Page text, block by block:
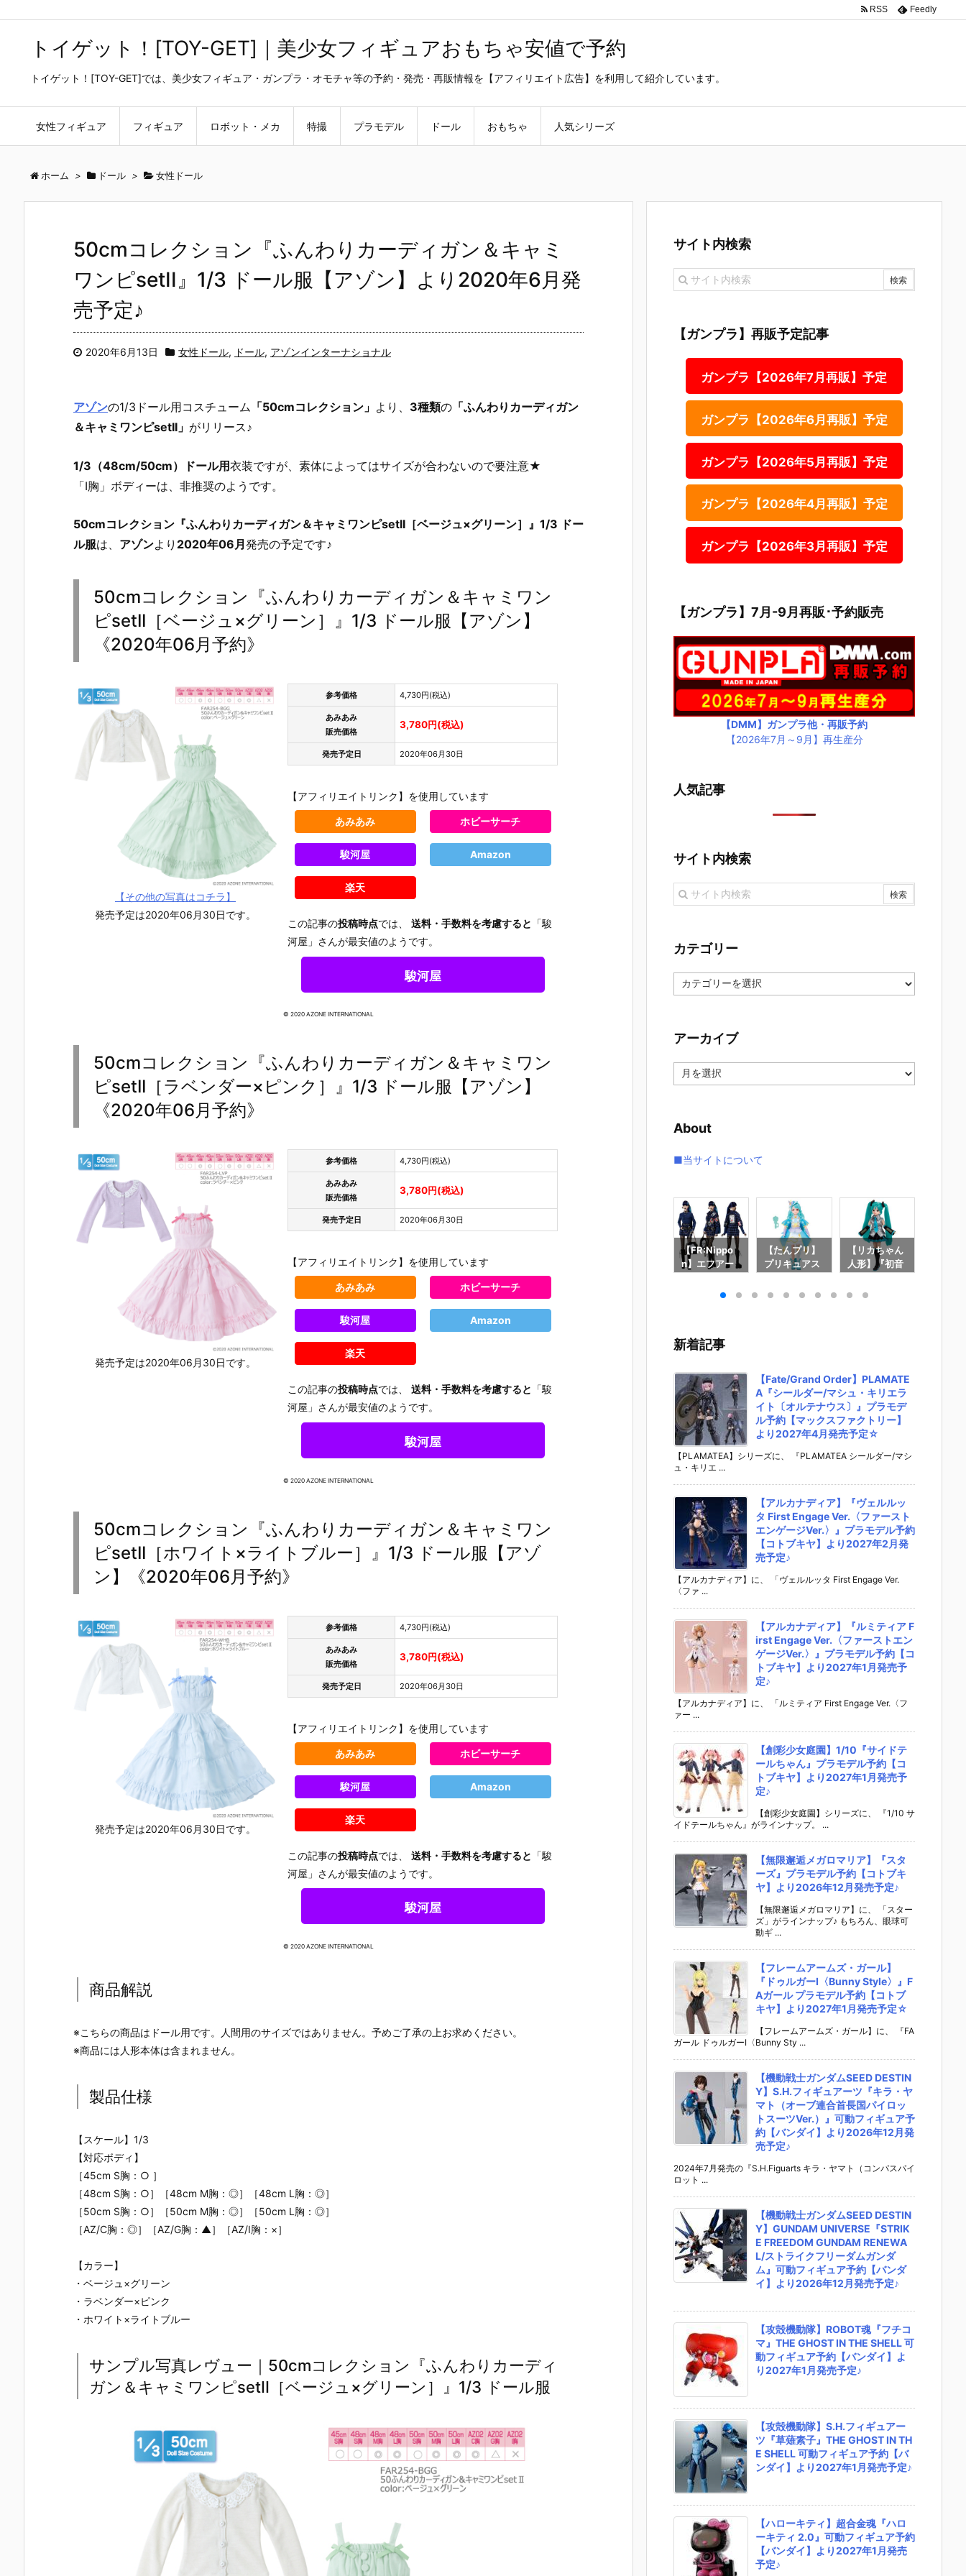
トイゲット！[TOY-GET]｜美少女フィギュアおもちゃ安値で予約
トイゲット！[TOY-GET]では、美少女フィギュア・ガンプラ・オモチャ等の予約・発売・再販情報を【アフィリエイト広告】を利用して紹介しています。
女性フィギュア フィギュア ロボット・メカ 特撮 プラモデル ドール おもちゃ 人気シリーズ
RSS Feedly
ホーム > ドール > 女性ドール
50cmコレクション『ふんわりカーディガン＆キャミ
ワンピsetII』1/3 ドール服【アゾン】より2020年6月発
売予定♪
2020年6月13日 女性ドール, ドール, アゾンインターナショナル
アゾンの1/3ドール用コスチューム 「50cmコレクション」 より、 3種類の 「ふんわりカーディガン
＆キャミワンピsetII」 がリリース♪
1/3（48cm/50cm）ドール用衣装ですが、素体によってはサイズが合わないので要注意★
「I胸」ボディーは、非推奨のようです。
50cmコレクション『ふんわりカーディガン＆キャミワンピsetII［ベージュ×グリーン］』1/3 ドー
ル服は、 アゾンより 2020年06月 発売の予定です♪
50cmコレクション『ふんわりカーディガン＆キャミワン
ピsetII［ベージュ×グリーン］』1/3 ドール服【アゾン】
《2020年06月予約》
【その他の写真はコチラ】
発売予定は2020年06月30日です。
参考価格 4,730円(税込)
あみあみ
販売価格
3,780円(税込)
発売予定日 2020年06月30日
【アフィリエイトリンク】を使用しています
あみあみ ホビーサーチ
駿河屋 Amazon
楽天
この記事の投稿時点では、送料・手数料を考慮すると 「駿
河屋」さんが最安値のようです。
駿河屋
© 2020 AZONE INTERNATIONAL
50cmコレクション『ふんわりカーディガン＆キャミワン
ピsetII［ラベンダー×ピンク］』1/3 ドール服【アゾン】
《2020年06月予約》
発売予定は2020年06月30日です。
参考価格 4,730円(税込)
あみあみ
販売価格
3,780円(税込)
発売予定日 2020年06月30日
【アフィリエイトリンク】を使用しています
あみあみ ホビーサーチ
駿河屋 Amazon
楽天
この記事の投稿時点では、送料・手数料を考慮すると 「駿
河屋」さんが最安値のようです。
駿河屋
© 2020 AZONE INTERNATIONAL
50cmコレクション『ふんわりカーディガン＆キャミワン
ピsetII［ホワイト×ライトブルー］』1/3 ドール服【アゾ
ン】《2020年06月予約》
発売予定は2020年06月30日です。
参考価格 4,730円(税込)
あみあみ
販売価格
3,780円(税込)
発売予定日 2020年06月30日
【アフィリエイトリンク】を使用しています
あみあみ ホビーサーチ
駿河屋 Amazon
楽天
この記事の投稿時点では、送料・手数料を考慮すると 「駿
河屋」さんが最安値のようです。
駿河屋
© 2020 AZONE INTERNATIONAL
商品解説
※こちらの商品はドール用です。人間用のサイズではありません。予めご了承の上お求めください。
※商品には人形本体は含まれません。
製品仕様
【スケール】1/3
【対応ボディ】
［45cm S胸：○ ］
［48cm S胸：○］［48cm M胸：◎］［48cm L胸：◎］
［50cm S胸：○］［50cm M胸：◎］［50cm L胸：◎］
［AZ/C胸：◎］［AZ/G胸：▲］［AZ/I胸：×］
【カラー】
・ベージュ×グリーン
・ラベンダー×ピンク
・ホワイト×ライトブルー
サンプル写真レヴュー｜50cmコレクション『ふんわりカーディ
ガン＆キャミワンピsetII［ベージュ×グリーン］』1/3 ドール服
サイト内検索
【ガンプラ】再販予定記事
ガンプラ【2026年7月再販】予定
ガンプラ【2026年6月再販】予定
ガンプラ【2026年5月再販】予定
ガンプラ【2026年4月再販】予定
ガンプラ【2026年3月再販】予定
【ガンプラ】7月-9月再販･予約販売
【DMM】ガンプラ他・再販予約
【2026年7月～9月】再生産分
人気記事
サイト内検索
カテゴリー
カ
テ
ー
アーカイブ
ー
ブ
About
■当サイトについて
カちゃん『初
音ミクコレク
ション』ドー
ル予約【タカ
ラトミー】よ
29日発売予定
【ハピネスク
ローバー】
『乙女の祈り
／まひろ』1/
6 ドール予約
【アゾン】よ
り2027年2月
19日発売予定
♪
s】ピコニー
モP『マシュ
elcome to S
ugar Cup Wo
nderland！
～』シュガー
カップス 1/12
【アゾン】よ
り2027年1月
22日発売予定
ストリート】
1/6『望月 う
る（もちづき
p’n SODA M
AID～』Lumi
nous*Street
ドール予約
り2027年1月
28日発売予定
♪
ピュアニーモ
キャラクター
シリーズ『萩
わら ゆき
ほ）』アイド
り2026年12
キャラクター
シリーズ『菊
イドルマスタ
6年12月22日
【FR:Nippo
n】エフアー
ollection Mis
ワイズ』ドー
ン】より202
6年6月18日
発売♪
【たんプリ】
プリキュアス
アエクレー
5日発売♪
【リカちゃん
人形】『初音
ん』ドール予
新着記事
【Fate/Grand Order】PLAMATE
A『シールダー/マシュ・キリエラ
イト〔オルテナウス〕』プラモデ
ル予約【マックスファクトリー】
より2027年4月発売予定☆
【PLAMATEA】シリーズに、 『PLAMATEA シールダー/マシ
ュ・キリエ ...
【アルカナディア】『ヴェルルッ
タ First Engage Ver.〈ファースト
エンゲージVer.〉』プラモデル予約
【コトブキヤ】より2027年2月発
売予定♪
【アルカナディア】に、 「ヴェルルッタ First Engage Ver.
〈ファ ...
【アルカナディア】『ルミティア F
irst Engage Ver.〈ファーストエン
ゲージVer.〉』プラモデル予約【コ
トブキヤ】より2027年1月発売予
定♪
【アルカナディア】に、 「ルミティア First Engage Ver.〈フ
ァー ...
【創彩少女庭園】1/10『サイドテ
ールちゃん』プラモデル予約【コ
トブキヤ】より2027年1月発売予
定♪
【創彩少女庭園】シリーズに、 『1/10 サ
イドテールちゃん』がラインナップ。 ...
【無限邂逅メガロマリア】『スタ
ーズ』プラモデル予約【コトブキ
ヤ】より2026年12月発売予定♪
【無限邂逅メガロマリア】に、 「スター
ズ」がラインナップ♪ もちろん、眼球可
動ギ ...
【フレームアームズ・ガール】
『ドゥルガーI〈Bunny Style〉』F
Aガール プラモデル予約【コトブ
キヤ】より2027年1月発売予定☆
【フレームアームズ・ガール】に、 『FA
ガール ドゥルガーI〈Bunny Sty ...
【機動戦士ガンダムSEED DESTIN
Y】S.H.フィギュアーツ『キラ・ヤ
マト（オーブ連合首長国パイロッ
トスーツVer.）』可動フィギュア予
約【バンダイ】より2026年12月発
売予定♪
2024年7月発売の『S.H.Figuarts キラ・ヤマト（コンパスパイ
ロット ...
【機動戦士ガンダムSEED DESTIN
Y】GUNDAM UNIVERSE『STRIK
E FREEDOM GUNDAM RENEWA
L/ストライクフリーダムガンダ
ム』可動フィギュア予約【バンダ
イ】より2026年12月発売予定♪
【攻殻機動隊】ROBOT魂『フチコ
マ』THE GHOST IN THE SHELL 可
動フィギュア予約【バンダイ】よ
り2027年1月発売予定♪
【攻殻機動隊】S.H.フィギュアー
ツ『草薙素子』THE GHOST IN TH
E SHELL 可動フィギュア予約【バ
ンダイ】より2027年1月発売予定♪
【ハローキティ】超合金魂『ハロ
ーキティ 2.0』可動フィギュア予約
【バンダイ】より2027年1月発売
予定♪